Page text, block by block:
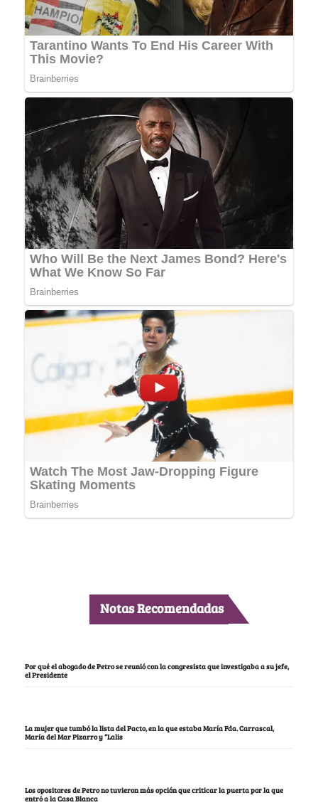
Notas Recomendadas
Por qué el abogado de Petro se reunió con la congresista que investigaba a su jefe,
el Presidente
La mujer que tumbó la lista del Pacto, en la que estaba María Fda. Carrascal,
María del Mar Pizarro y “Lalis
Los opositores de Petro no tuvieron más opción que criticar la puerta por la que
entró a la Casa Blanca